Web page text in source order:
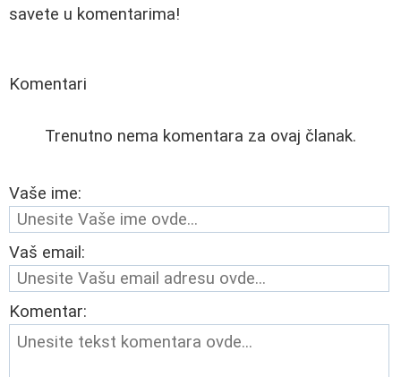
savete u komentarima!
Komentari
Trenutno nema komentara za ovaj članak.
Vaše ime:
Vaš email:
Komentar: